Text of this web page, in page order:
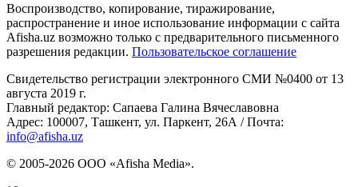
Воспроизводство, копирование, тиражирование,
распространение и иное использование информации с сайта
Afisha.uz возможно только с предварительного письменного
разрешения редакции. Пользовательское соглашение
Свидетельство регистрации электронного СМИ №0400 от 13
августа 2019 г.
Главный редактор: Сапаева Галина Вячеславовна
Адрес: 100007, Ташкент, ул. Паркент, 26А / Почта:
info@afisha.uz
© 2005-2026 ООО «Afisha Media».